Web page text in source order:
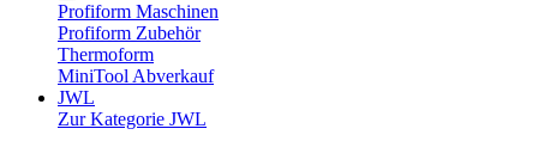
Profiform Maschinen
Profiform Zubehör
Thermoform
MiniTool Abverkauf
JWL
Zur Kategorie JWL